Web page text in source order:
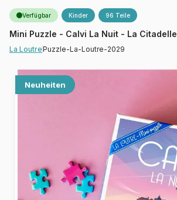
Verfügbar Kinder 96 Teile
Mini Puzzle - Calvi La Nuit - La Citadelle
La LoutrePuzzle-La-Loutre-2029
Neuheiten